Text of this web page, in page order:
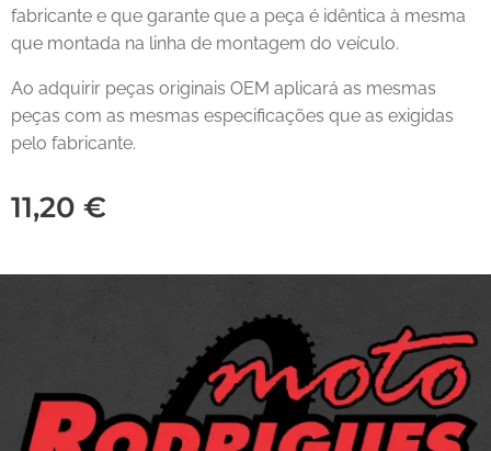
fabricante e que garante que a peça é idêntica à mesma
que montada na linha de montagem do veículo.
Ao adquirir peças originais OEM aplicará as mesmas
peças com as mesmas especificações que as exigidas
pelo fabricante.
11,20 €